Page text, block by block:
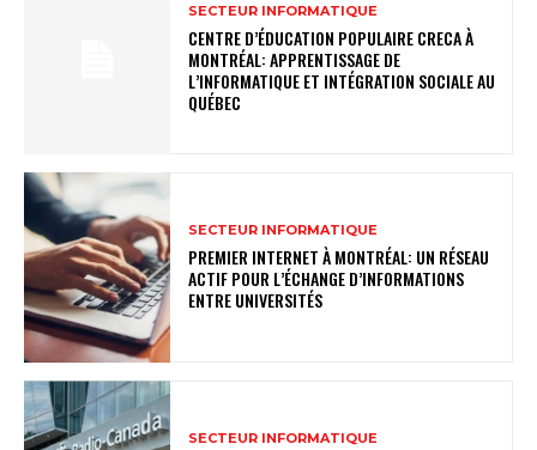
SECTEUR INFORMATIQUE
CENTRE D’ÉDUCATION POPULAIRE CRECA À
MONTRÉAL: APPRENTISSAGE DE
L’INFORMATIQUE ET INTÉGRATION SOCIALE AU
QUÉBEC
SECTEUR INFORMATIQUE
PREMIER INTERNET À MONTRÉAL: UN RÉSEAU
ACTIF POUR L’ÉCHANGE D’INFORMATIONS
ENTRE UNIVERSITÉS
SECTEUR INFORMATIQUE